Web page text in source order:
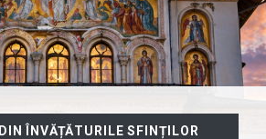
DIN ÎNVĂȚĂTURILE SFINȚILOR